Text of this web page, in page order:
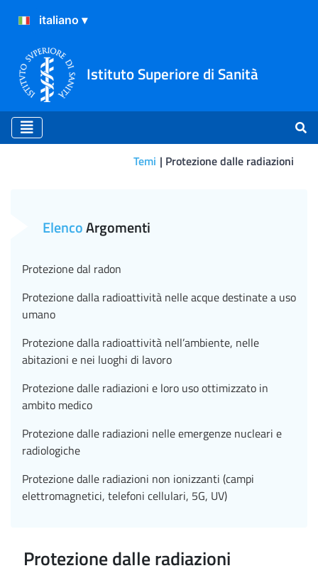
Istituto Superiore di Sanità
Temi Protezione dalle radiazioni
Protezione dalle radiazioni
ElencoArgomenti
Protezione dal radon
Protezione dalla radioattività nelle acque destinate a uso
umano
Protezione dalla radioattività nell’ambiente, nelle
abitazioni e nei luoghi di lavoro
Protezione dalle radiazioni e loro uso ottimizzato in
ambito medico
Protezione dalle radiazioni nelle emergenze nucleari e
radiologiche
Protezione dalle radiazioni non ionizzanti (campi
elettromagnetici, telefoni cellulari, 5G, UV)